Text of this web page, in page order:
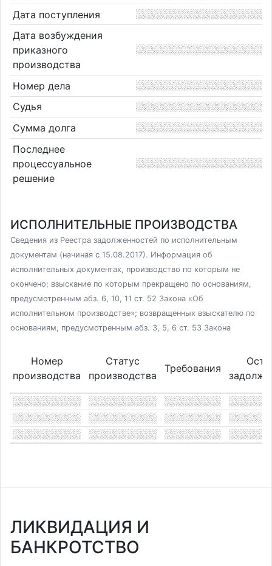
Дата поступления
Дата возбуждения
приказного
производства
Номер дела
Судья
Сумма долга
Последнее
процессуальное
решение
ИСПОЛНИТЕЛЬНЫЕ ПРОИЗВОДСТВА
Сведения из Реестра задолженностей по исполнительным
документам (начиная с 15.08.2017). Информация об
исполнительных документах, производство по которым не
окончено; взыскание по которым прекращено по основаниям,
предусмотренным абз. 6, 10, 11 ст. 52 Закона «Об
исполнительном производстве»; возвращенных взыскателю по
основаниям, предусмотренным абз. 3, 5, 6 ст. 53 Закона
Номер
производства
Статус
производства
Требования
ЛИКВИДАЦИЯ И
БАНКРОТСТВО